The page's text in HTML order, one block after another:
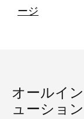
ージ
オールイ
ューション